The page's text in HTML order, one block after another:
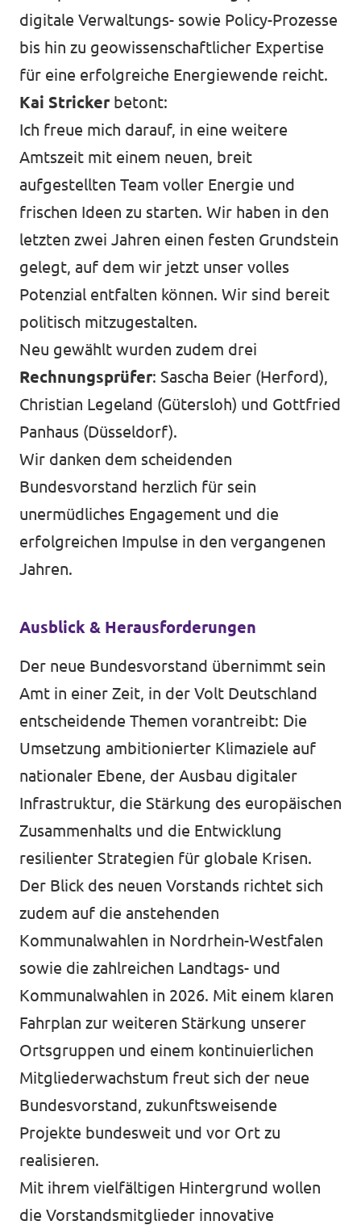
digitale Verwaltungs- sowie Policy-Prozesse
bis hin zu geowissenschaftlicher Expertise
für eine erfolgreiche Energiewende reicht.
Kai Strickerbetont:
Ich freue mich darauf, in eine weitere
Amtszeit mit einem neuen, breit
aufgestellten Team voller Energie und
frischen Ideen zu starten. Wir haben in den
letzten zwei Jahren einen festen Grundstein
gelegt, auf dem wir jetzt unser volles
Potenzial entfalten können. Wir sind bereit
politisch mitzugestalten.
Neu gewählt wurden zudem drei
Rechnungsprüfer: Sascha Beier (Herford),
Christian Legeland (Gütersloh) und Gottfried
Panhaus (Düsseldorf).
Wir danken dem scheidenden
Bundesvorstand herzlich für sein
unermüdliches Engagement und die
erfolgreichen Impulse in den vergangenen
Jahren.
Ausblick & Herausforderungen
Der neue Bundesvorstand übernimmt sein
Amt in einer Zeit, in der Volt Deutschland
entscheidende Themen vorantreibt: Die
Umsetzung ambitionierter Klimaziele auf
nationaler Ebene, der Ausbau digitaler
Infrastruktur, die Stärkung des europäischen
Zusammenhalts und die Entwicklung
resilienter Strategien für globale Krisen.
Der Blick des neuen Vorstands richtet sich
zudem auf die anstehenden
Kommunalwahlen in Nordrhein-Westfalen
sowie die zahlreichen Landtags- und
Kommunalwahlen in 2026. Mit einem klaren
Fahrplan zur weiteren Stärkung unserer
Ortsgruppen und einem kontinuierlichen
Mitgliederwachstum freut sich der neue
Bundesvorstand, zukunftsweisende
Projekte bundesweit und vor Ort zu
realisieren.
Mit ihrem vielfältigen Hintergrund wollen
die Vorstandsmitglieder innovative